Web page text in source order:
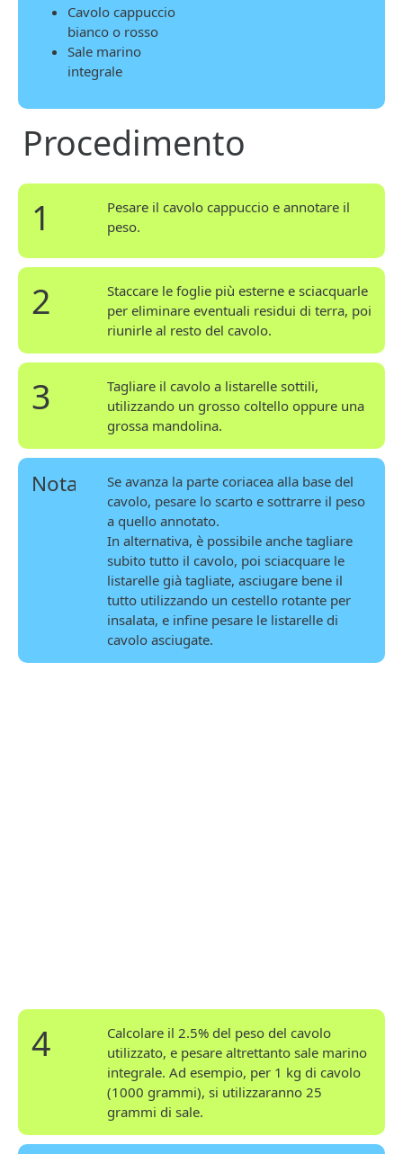
Cavolo cappuccio
bianco o rosso
Sale marino
integrale
Procedimento
1
Pesare il cavolo cappuccio e annotare il
peso.
2
Staccare le foglie più esterne e sciacquarle
per eliminare eventuali residui di terra, poi
riunirle al resto del cavolo.
3
Tagliare il cavolo a listarelle sottili,
utilizzando un grosso coltello oppure una
grossa mandolina.
Nota
Se avanza la parte coriacea alla base del
cavolo, pesare lo scarto e sottrarre il peso
a quello annotato.
In alternativa, è possibile anche tagliare
subito tutto il cavolo, poi sciacquare le
listarelle già tagliate, asciugare bene il
tutto utilizzando un cestello rotante per
insalata, e infine pesare le listarelle di
cavolo asciugate.
4
Calcolare il 2.5% del peso del cavolo
utilizzato, e pesare altrettanto sale marino
integrale. Ad esempio, per 1 kg di cavolo
(1000 grammi), si utilizzaranno 25
grammi di sale.